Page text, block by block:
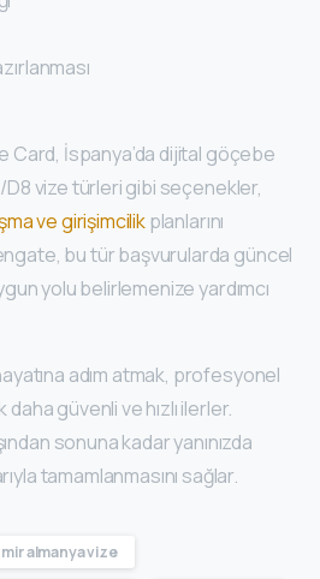
Card, İspanya’da dijital göçebe
D8 vize türleri gibi seçenekler,
ve girişimcilikplanlarını
bu tür başvurularda güncel
yolu belirlemenize yardımcı
adım atmak, profesyonel
güvenli ve hızlı ilerler.
sonuna kadar yanınızda
tamamlanmasını sağlar.
almanya vize